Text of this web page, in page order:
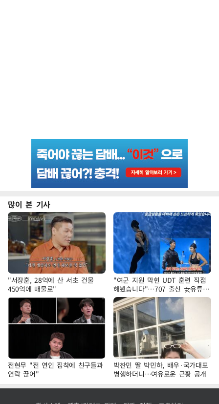
많이 본 기사
"서장훈, 28억에 산 서초 건물
450억에 매물로"
"여군 지원 막힌 UDT 훈련 직접
해봤습니다"…707 출신 女유튜버
'완벽 소화'
전현무 "전 연인 집착에 친구들과
연락 끊어"
박찬민 딸 박민하, 배우·국가대표
병행하더니…여유로운 근황 공개